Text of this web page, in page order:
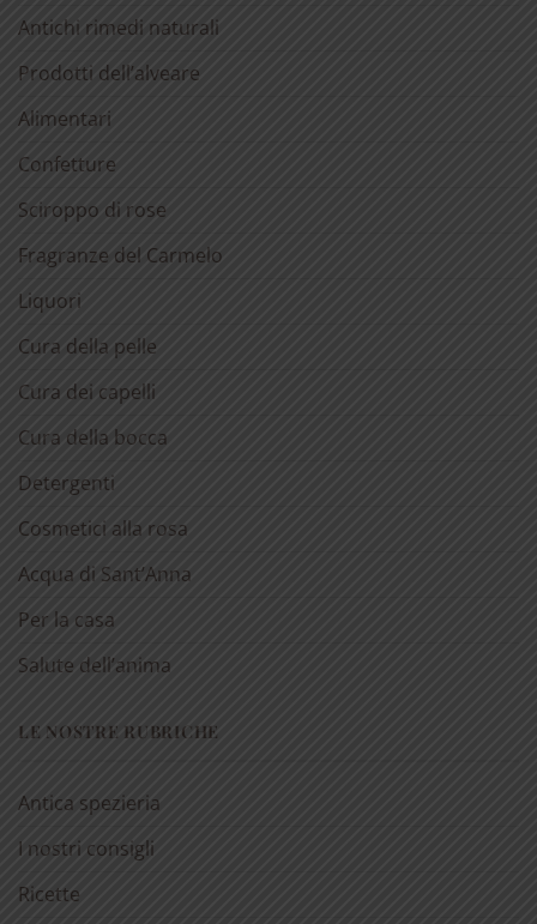
Antichi rimedi naturali
Prodotti dell’alveare
Alimentari
Confetture
Sciroppo di rose
Fragranze del Carmelo
Liquori
Cura della pelle
Cura dei capelli
Cura della bocca
Detergenti
Cosmetici alla rosa
Acqua di Sant’Anna
Per la casa
Salute dell’anima
LE NOSTRE RUBRICHE
Antica spezieria
I nostri consigli
Ricette